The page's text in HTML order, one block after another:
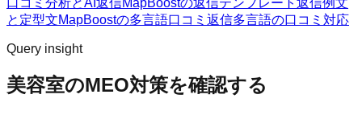
と定型文MapBoostの多言語口コミ返信多言語の口コミ対応
Query insight
美容室のMEO対策を確認する